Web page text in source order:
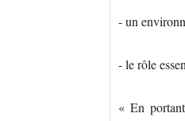
- un
- le rôle
« En